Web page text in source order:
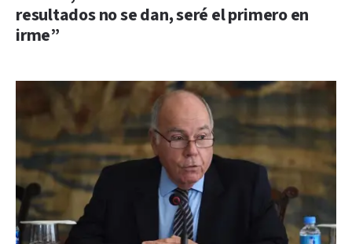
resultados no se dan, seré el primero en
irme”